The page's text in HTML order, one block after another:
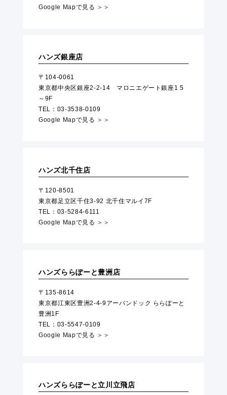
Google Mapで見る ＞＞
ハンズ銀座店
〒104-0061
東京都中央区銀座2-2-14 マロニエゲート銀座1 5
～9F
TEL：03-3538-0109
Google Mapで見る ＞＞
ハンズ北千住店
〒120-8501
東京都足立区千住3-92 北千住マルイ7F
TEL：03-5284-6111
Google Mapで見る ＞＞
ハンズららぽーと豊洲店
〒135-8614
東京都江東区豊洲2-4-9アーバンドック ららぽーと
豊洲1F
TEL：03-5547-0109
Google Mapで見る ＞＞
ハンズららぽーと立川立飛店